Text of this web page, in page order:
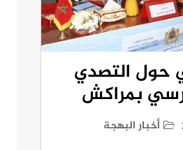
حول التصدي
بمراكش
أخبار البهجة